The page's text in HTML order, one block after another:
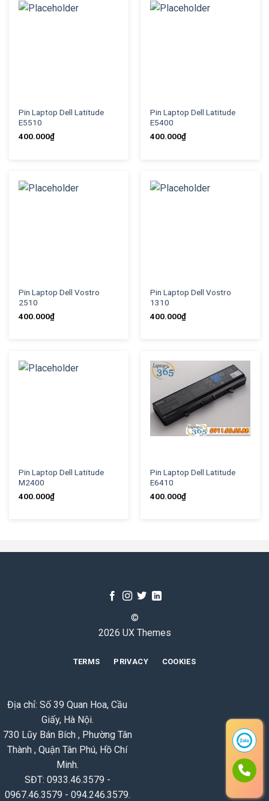
Pin Laptop Dell Latitude
E5510
400.000₫
Pin Laptop Dell Latitude
E5400
400.000₫
Pin Laptop Dell Vostro
2510
400.000₫
Pin Laptop Dell Vostro
1310
400.000₫
Pin Laptop Dell Latitude
M2400
400.000₫
Pin Laptop Dell Latitude
E6410
400.000₫
©
2026 UX Themes
TERMS PRIVACY COOKIES
Địa chỉ: Số 39 Quan Hoa, Cầu
Giấy, Hà Nội.
730 Lũy Bán Bích , Phường Tân
Thành , Quận Tân Phú, Hồ Chí
Minh.
SĐT: 0933.46.3579 -
0967.46.3579 - 094.246.3579.